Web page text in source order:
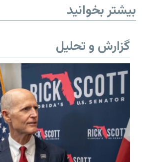
بیشتر بخوانید
گزارش و تحلیل